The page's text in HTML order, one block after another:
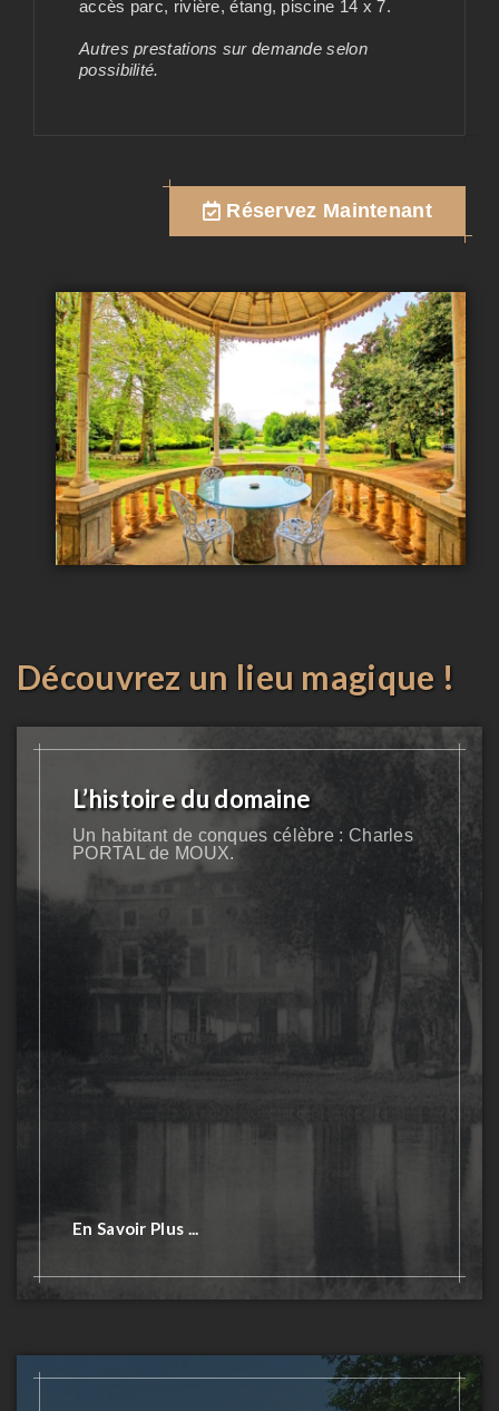
accès parc, rivière, étang, piscine 14 x 7.
Autres prestations sur demande selon
possibilité.
Réservez Maintenant
Découvrez un lieu magique !
L’histoire du domaine
Un habitant de conques célèbre : Charles
PORTAL de MOUX.
En Savoir Plus ...